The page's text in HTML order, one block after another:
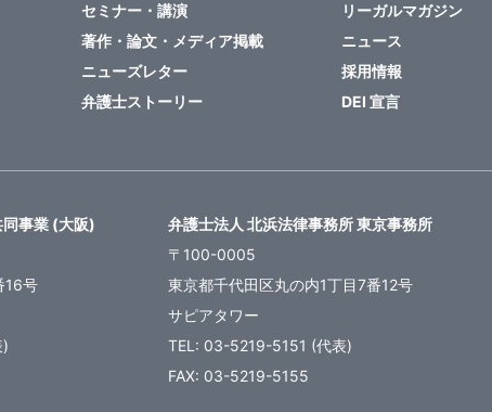
セミナー・講演
著作・論文・メディア掲載
ニューズレター
弁護士ストーリー
リーガルマガジン
ニュース
採用情報
DEI 宣言
事業 (大阪)
16号
弁護士法人 北浜法律事務所 東京事務所
〒100-0005
東京都千代田区丸の内1丁目7番12号
サピアタワー
TEL: 03-5219-5151 (代表)
FAX: 03-5219-5155